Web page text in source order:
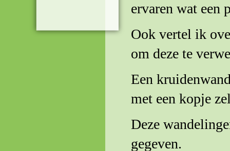
ervaren wat een
Ook vertel ik
om deze te
Een
met een kopje
Deze
gegeven.